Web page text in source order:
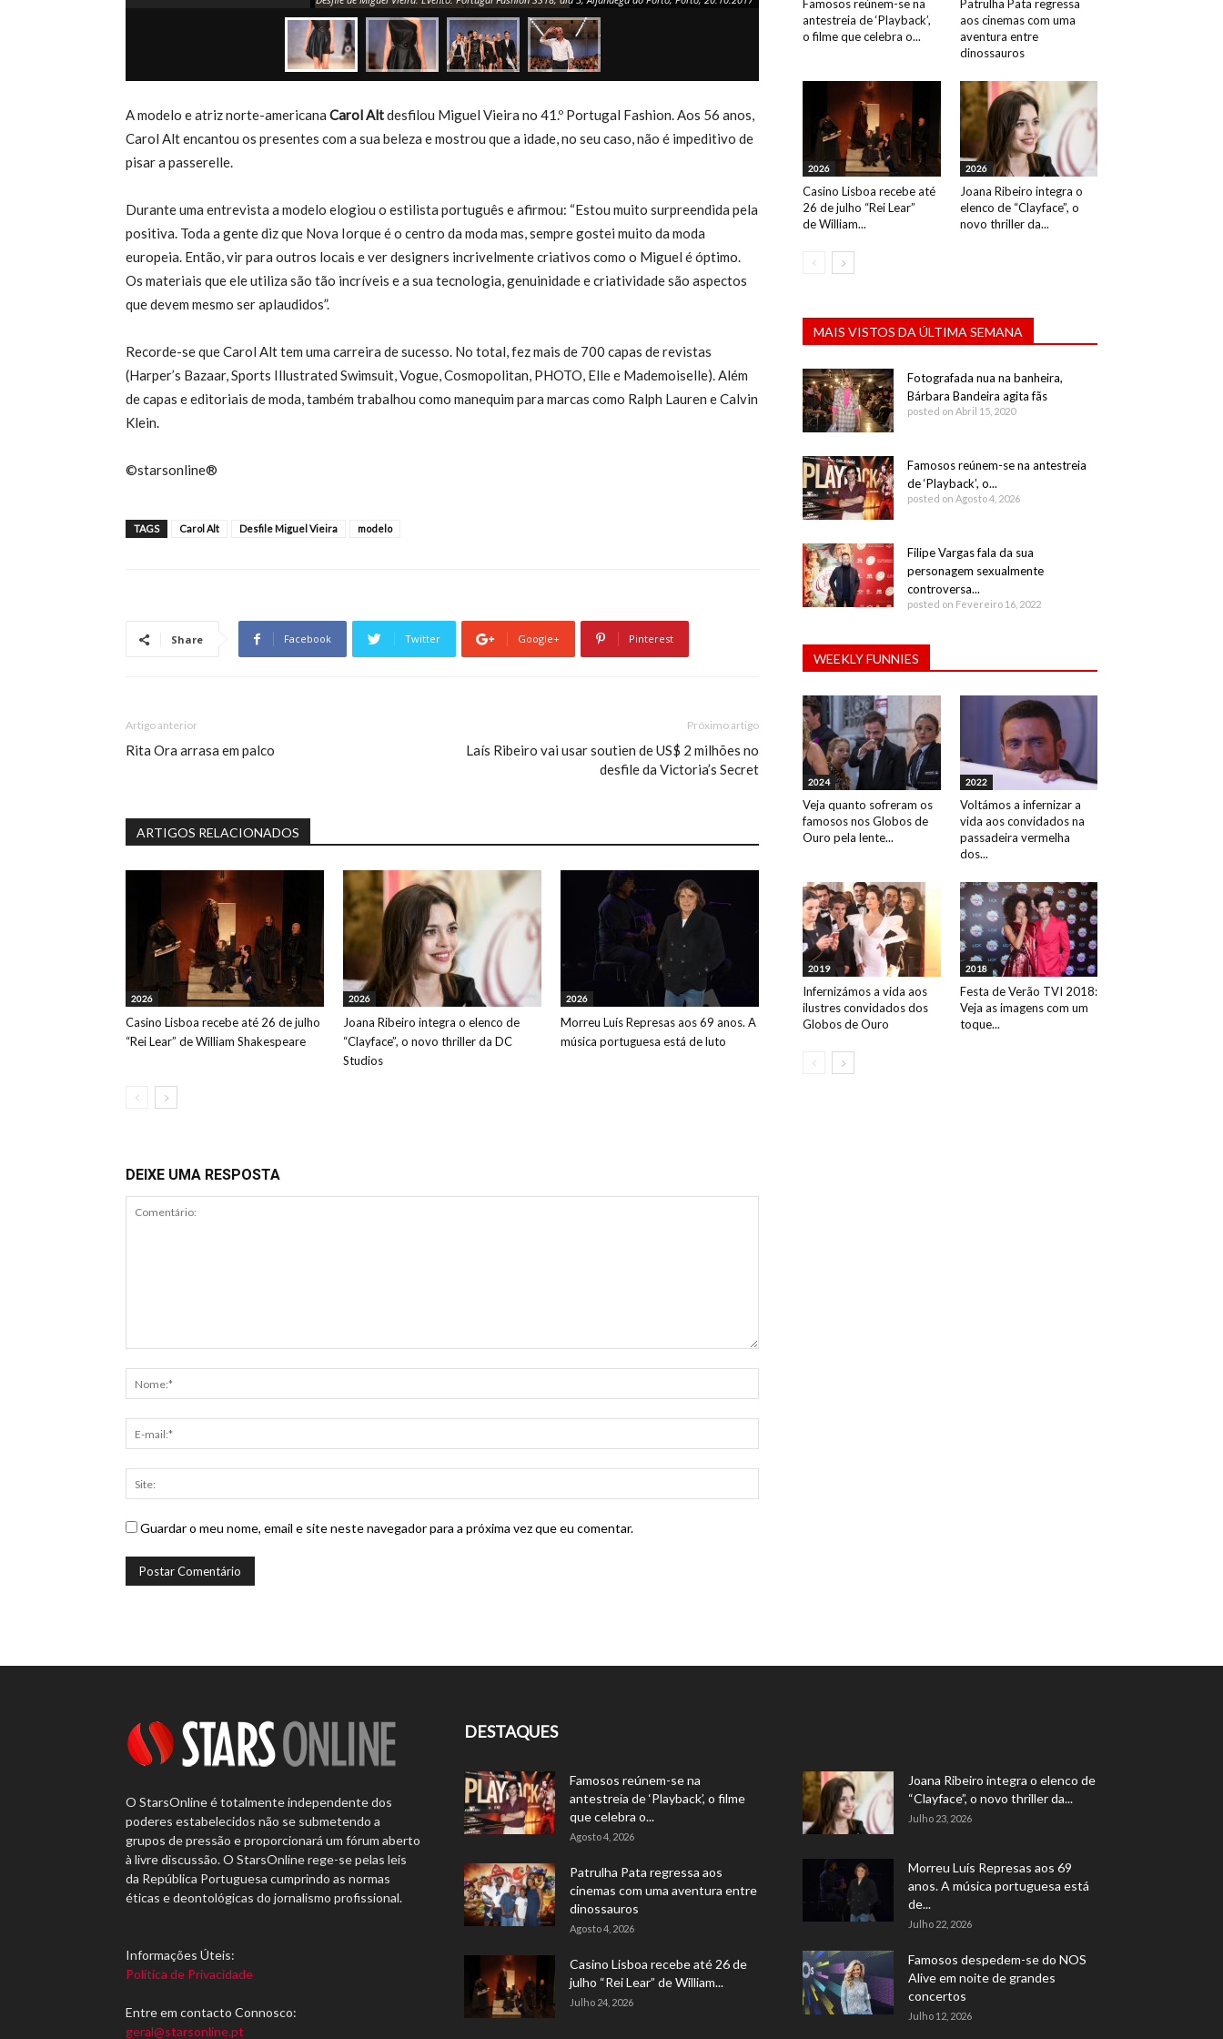
A modelo e atriz norte-americana Carol Altdesfilou Miguel Vieira no 41.º Portugal Fashion. Aos 56 anos,
Carol Alt encantou os presentes com a sua beleza e mostrou que a idade, no seu caso, não é impeditivo de
pisar a passerelle.
Durante uma entrevista a modelo elogiou o estilista português e afirmou: “Estou muito surpreendida pela
positiva. Toda a gente diz que Nova Iorque é o centro da moda mas, sempre gostei muito da moda
europeia. Então, vir para outros locais e ver designers incrivelmente criativos como o Miguel é óptimo.
Os materiais que ele utiliza são tão incríveis e a sua tecnologia, genuinidade e criatividade são aspectos
que devem mesmo ser aplaudidos”.
Recorde-se que Carol Alt tem uma carreira de sucesso. No total, fez mais de 700 capas de revistas
(Harper’s Bazaar, Sports Illustrated Swimsuit, Vogue, Cosmopolitan, PHOTO, Elle e Mademoiselle). Além
de capas e editoriais de moda, também trabalhou como manequim para marcas como Ralph Lauren e Calvin
Klein.
©starsonline®
TAGS Carol Alt Desfile Miguel Vieira modelo
Share Facebook Twitter Google+ Pinterest
Artigo anterior
Rita Ora arrasa em palco
Próximo artigo
Laís Ribeiro vai usar soutien de US$ 2 milhões no
desfile da Victoria’s Secret
ARTIGOS RELACIONADOS
2026
Casino Lisboa recebe até 26 de julho
“Rei Lear” de William Shakespeare
2026
Joana Ribeiro integra o elenco de
“Clayface”, o novo thriller da DC
Studios
2026
Morreu Luís Represas aos 69 anos. A
música portuguesa está de luto
DEIXE UMA RESPOSTA
Guardar o meu nome, email e site neste navegador para a próxima vez que eu comentar.
Famosos reúnem-se na
antestreia de ‘Playback’,
o filme que celebra o...
Patrulha Pata regressa
aos cinemas com uma
aventura entre
dinossauros
2026
Casino Lisboa recebe até
26 de julho “Rei Lear”
de William...
2026
Joana Ribeiro integra o
elenco de “Clayface”, o
novo thriller da...
MAIS VISTOS DA ÚLTIMA SEMANA
Fotografada nua na banheira,
Bárbara Bandeira agita fãs
posted on Abril 15, 2020
Famosos reúnem-se na antestreia
de ‘Playback’, o...
posted on Agosto 4, 2026
Filipe Vargas fala da sua
personagem sexualmente
controversa...
posted on Fevereiro 16, 2022
WEEKLY FUNNIES
2024
Veja quanto sofreram os
famosos nos Globos de
Ouro pela lente...
2022
Voltámos a infernizar a
vida aos convidados na
passadeira vermelha
dos...
2019
Infernizámos a vida aos
ilustres convidados dos
Globos de Ouro
2018
Festa de Verão TVI 2018:
Veja as imagens com um
toque...
O StarsOnline é totalmente independente dos
poderes estabelecidos não se submetendo a
grupos de pressão e proporcionará um fórum aberto
à livre discussão. O StarsOnline rege-se pelas leis
da República Portuguesa cumprindo as normas
éticas e deontológicas do jornalismo profissional.
Informações Úteis:
Política de Privacidade
Entre em contacto Connosco:
geral@starsonline.pt
DESTAQUES
Famosos reúnem-se na
antestreia de ‘Playback’, o filme
que celebra o...
Agosto 4, 2026
Patrulha Pata regressa aos
cinemas com uma aventura entre
dinossauros
Agosto 4, 2026
Casino Lisboa recebe até 26 de
julho “Rei Lear” de William...
Julho 24, 2026
Joana Ribeiro integra o elenco de
“Clayface”, o novo thriller da...
Julho 23, 2026
Morreu Luís Represas aos 69
anos. A música portuguesa está
de...
Julho 22, 2026
Famosos despedem-se do NOS
Alive em noite de grandes
concertos
Julho 12, 2026